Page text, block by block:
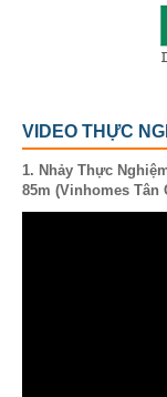
VIDEO THỰC
1. Nhảy Thực
85m (Vinhomes Tân